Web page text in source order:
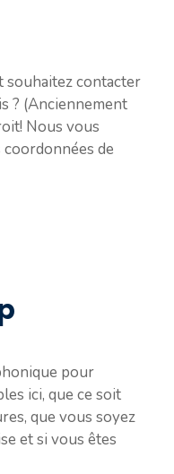
souhaitez contacter
? (Anciennement
Nous vous
coordonnées de
pour
ici, que ce soit
que vous soyez
et si vous êtes